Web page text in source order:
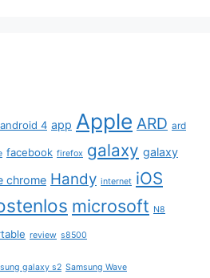
android 4 app Apple ARD ard
facebook firefox galaxy galaxy
chrome Handy internet iOS
microsoft N8
review s8500
galaxy s2 Samsung Wave